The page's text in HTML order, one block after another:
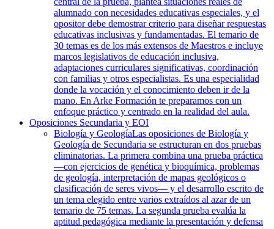
alumnado con necesidades educativas especiales, y el
opositor debe demostrar criterio para diseñar respuestas
educativas inclusivas y fundamentadas. El temario de
30 temas es de los más extensos de Maestros e incluye
marcos legislativos de educación inclusiva,
adaptaciones curriculares significativas, coordinación
con familias y otros especialistas. Es una especialidad
donde la vocación y el conocimiento deben ir de la
mano. En Arke Formación te preparamos con un
enfoque práctico y centrado en la realidad del aula.
Oposiciones Secundaria y EOI
Biología y GeologíaLas oposiciones de Biología y
Geología de Secundaria se estructuran en dos pruebas
eliminatorias. La primera combina una prueba práctica
—con ejercicios de genética y bioquímica, problemas
de geología, interpretación de mapas geológicos o
clasificación de seres vivos— y el desarrollo escrito de
un tema elegido entre varios extraídos al azar de un
temario de 75 temas. La segunda prueba evalúa la
aptitud pedagógica mediante la presentación y defensa